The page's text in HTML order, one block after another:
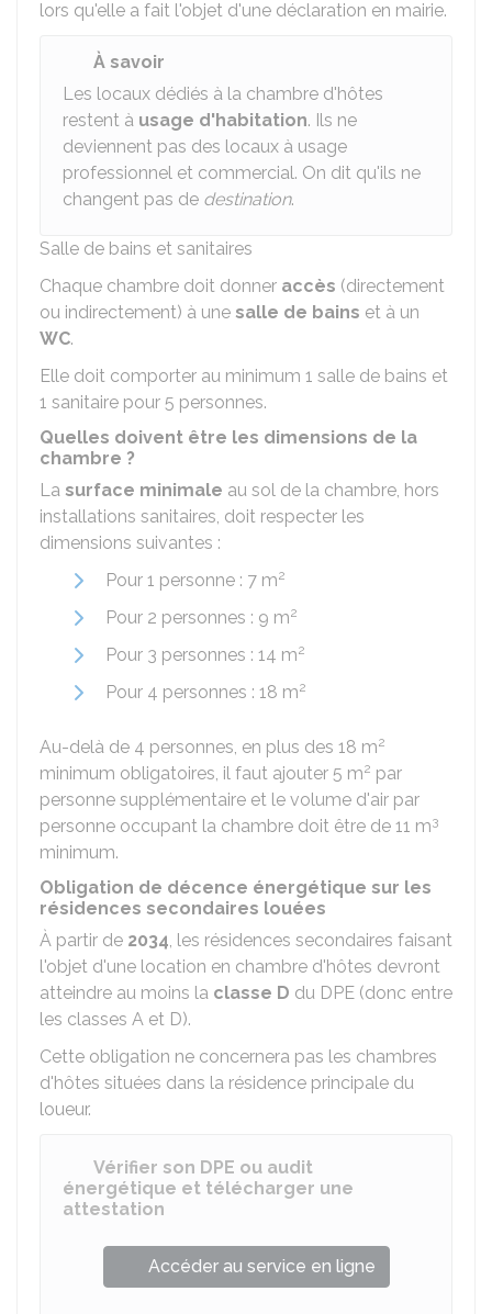
lors qu'elle a fait l'objet d'une déclaration en mairie.
À savoir
Les locaux dédiés à la chambre d'hôtes
restent à usage d'habitation. Ils ne
deviennent pas des locaux à usage
professionnel et commercial. On dit qu'ils ne
changent pas de destination.
Salle de bains et sanitaires
Chaque chambre doit donner accès (directement
ou indirectement) à une salle de bains et à un
WC.
Elle doit comporter au minimum 1 salle de bains et
1 sanitaire pour 5 personnes.
Quelles doivent être les dimensions de la
chambre ?
La surface minimale au sol de la chambre, hors
installations sanitaires, doit respecter les
dimensions suivantes :
Pour 1 personne : 7 m2
Pour 2 personnes : 9 m2
Pour 3 personnes : 14 m2
Pour 4 personnes : 18 m2
Au-delà de 4 personnes, en plus des 18 m2
minimum obligatoires, il faut ajouter 5 m2 par
personne supplémentaire et le volume d'air par
personne occupant la chambre doit être de 11 m3
minimum.
Obligation de décence énergétique sur les
résidences secondaires louées
À partir de 2034, les résidences secondaires faisant
l'objet d'une location en chambre d'hôtes devront
atteindre au moins la classe D du DPE (donc entre
les classes A et D).
Cette obligation ne concernera pas les chambres
d'hôtes situées dans la résidence principale du
loueur.
Vérifier son DPE ou audit
énergétique et télécharger une
attestation
Accéder au service en ligne